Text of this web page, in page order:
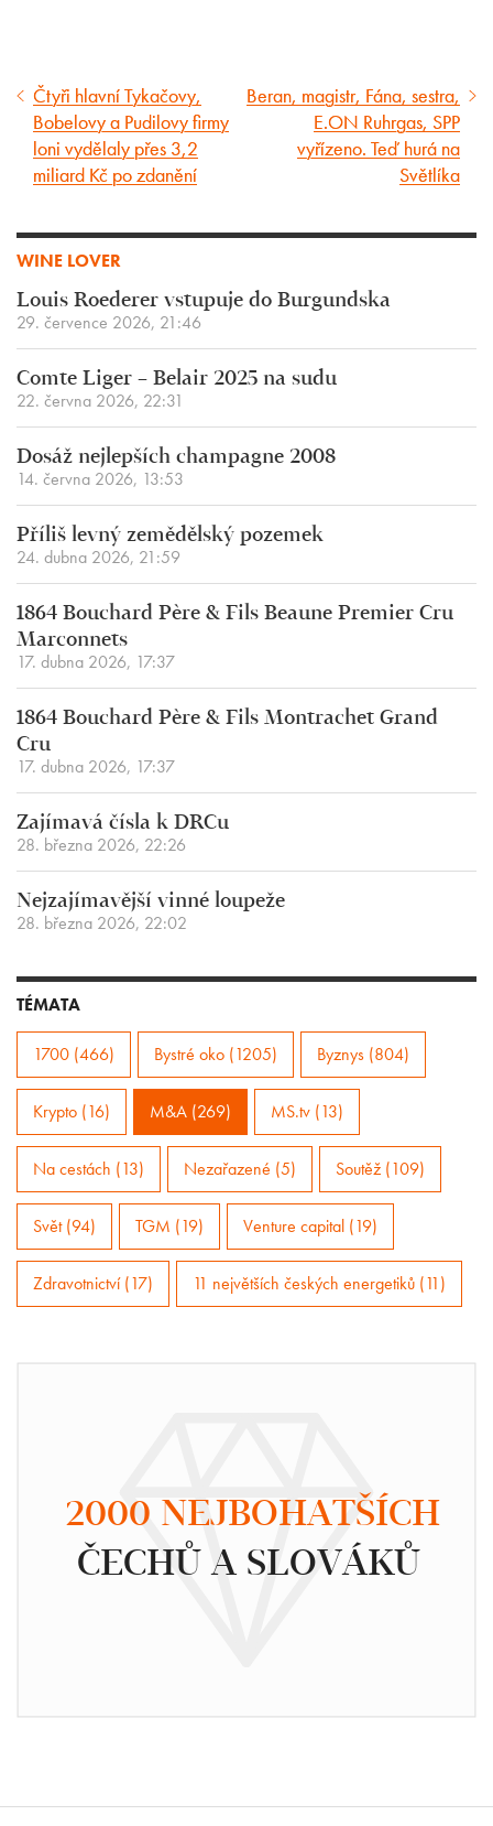
Předcházející
článek
Čtyři hlavní Tykačovy,
Bobelovy a Pudilovy firmy
loni vydělaly přes 3,2
miliard Kč po zdanění
Následující
článek
Beran, magistr, Fána, sestra,
E.ON Ruhrgas, SPP
vyřízeno. Teď hurá na
Světlíka
WINE LOVER
Louis Roederer vstupuje do Burgundska
29. července 2026, 21:46
Comte Liger – Belair 2025 na sudu
22. června 2026, 22:31
Dosáž nejlepších champagne 2008
14. června 2026, 13:53
Příliš levný zemědělský pozemek
24. dubna 2026, 21:59
1864 Bouchard Père & Fils Beaune Premier Cru
Marconnets
17. dubna 2026, 17:37
1864 Bouchard Père & Fils Montrachet Grand
Cru
17. dubna 2026, 17:37
Zajímavá čísla k DRCu
28. března 2026, 22:26
Nejzajímavější vinné loupeže
28. března 2026, 22:02
TÉMATA
1700 (466) Bystré oko (1205) Byznys (804)
Krypto (16) M&A (269) MS.tv (13)
Na cestách (13) Nezařazené (5) Soutěž (109)
Svět (94) TGM (19) Venture capital (19)
Zdravotnictví (17) 11 největších českých energetiků (11)
2000 NEJBOHATŠÍCH
ČECHŮ A SLOVÁKŮ